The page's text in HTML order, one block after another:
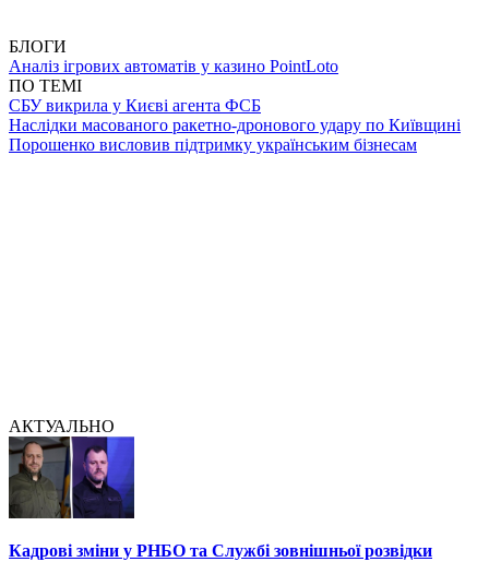
БЛОГИ
Аналіз ігрових автоматів у казино PointLoto
ПО ТЕМІ
СБУ викрила у Києві агента ФСБ
Наслідки масованого ракетно-дронового удару по Київщині
Порошенко висловив підтримку українським бізнесам
АКТУАЛЬНО
Кадрові зміни у РНБО та Службі зовнішньої розвідки